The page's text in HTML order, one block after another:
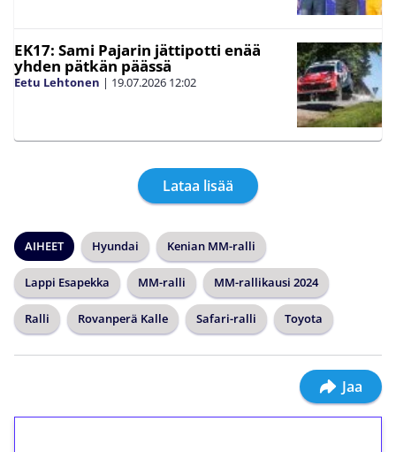
EK17: Sami Pajarin jättipotti enää
yhden pätkän päässä
Eetu Lehtonen | 19.07.2026 12:02
Lataa lisää
AIHEET Hyundai Kenian MM-ralli
Lappi Esapekka MM-ralli MM-rallikausi 2024
Ralli Rovanperä Kalle Safari-ralli Toyota
Jaa